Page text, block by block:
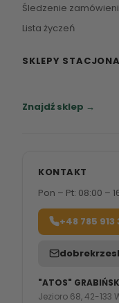
Śledzenie
Lista życzeń
SKLEPY
Znajdź sklep →
KONTAKT
Pon – Pt: 08:00 –
+48 785 913
"ATOS"
Jezioro 68, 42-133